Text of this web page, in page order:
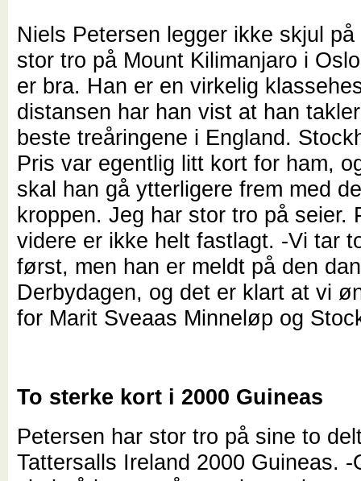
Niels Petersen legger ikke skjul
stor tro på Mount Kilimanjaro i
er bra. Han er en virkelig
distansen har han vist at han
beste treåringene i England.
Pris var egentlig litt kort for ham,
skal han gå ytterligere frem med
kroppen. Jeg har stor tro på seier.
videre er ikke helt fastlagt. -Vi tar
først, men han er meldt på den
Derbydagen, og det er klart at vi
for Marit Sveaas Minneløp og
To sterke kort i 2000 Guineas
Petersen har stor tro på sine to
Tattersalls Ireland 2000 Guineas. -